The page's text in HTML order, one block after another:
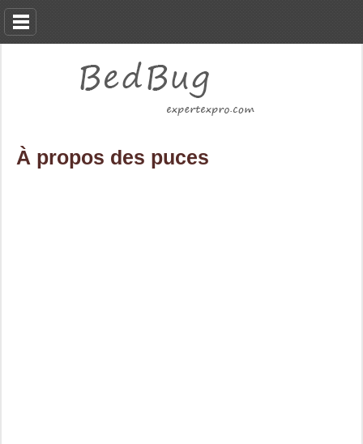
À propos des puces